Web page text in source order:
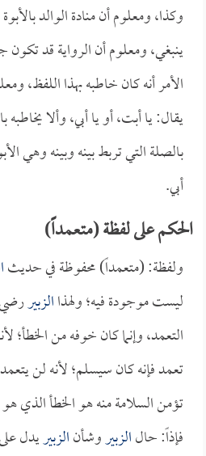
وكذا، ومعلوم أن منادة الوالد
ينبغي، ومعلوم أن الرواية قد
الأمر أنه كان خاطبه بهذا اللفظ،
يقال: يا أبت، أو يا أبي، وألا يخاطبه
بالصلة التي تربط بينه وبينه وهي
أبي.
الحكم على لفظة (متعمداً)
ولفظة: (متعمداً) محفوظة في حديث
ليست موجودة فيه؛ ولهذاالزبير
التعمد، وإنما كان خوفه من الخطأ؛
تعمد فإنه كان سيسلم؛ لأنه لن
تؤمن السلامة منه هو الخطأ الذي
فإذاً: حالالزبيروشأنالزبيريدل